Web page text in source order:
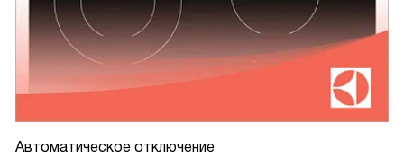
Автоматическое отключение